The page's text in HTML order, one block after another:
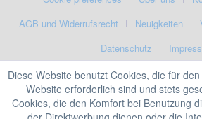
AGB und Widerrufsrecht
Neuigkeiten
Datenschutz
Diese Website benutzt Cookies, die für
Website erforderlich sind und stets
Cookies, die den Komfort bei Benutzung